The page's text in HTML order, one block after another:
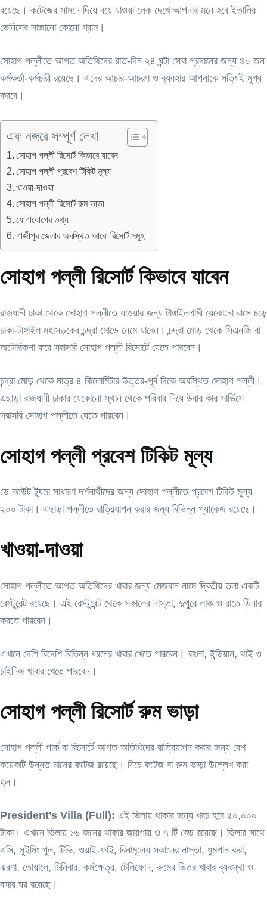
রয়েছে। কটেজের সামনে দিয়ে বয়ে যাওয়া লেক দেখে আপনার মনে হবে ইতালির
ভেনিসের সাজানো কোনো গ্রাম।
সোহাগ পল্লীতে আগত অতিথিদের রাত-দিন ২৪ ঘন্টা সেবা প্রদানের জন্য ৪০ জন
কর্মকর্তা-কর্মচারী রয়েছে। এদের আচার-আচরণ ও ব্যবহার আপনাকে সত্যিই মুগ্ধ
করবে।
এক নজরে সম্পূর্ণ লেখা
সোহাগ পল্লী রিসোর্ট কিভাবে যাবেন
সোহাগ পল্লী প্রবেশ টিকিট মূল্য
খাওয়া-দাওয়া
সোহাগ পল্লী রিসোর্ট রুম ভাড়া
যোগাযোগের তথ্য
গাজীপুর জেলার অবস্থিত আরো রিসোর্ট সমূহ
সোহাগ পল্লী রিসোর্ট কিভাবে যাবেন
রাজধানী ঢাকা থেকে সোহাগ পল্লীতে যাওয়ার জন্য টাঙ্গাইলগামী যেকোনো বাসে চড়ে
ঢাকা-টাঙ্গাইল মহাসড়কের চন্দ্রা মোড়ে নেমে যাবেন। চন্দ্রা মোড় থেকে সিএনজি বা
অটোরিকশা করে সরাসরি সোহাগ পল্লী রিসোর্টে যেতে পারবেন।
চন্দ্রা মোড় থেকে মাত্র ৪ কিলোমিটার উত্তর-পূর্ব দিকে অবস্থিত সোহাগ পল্লী।
এছাড়া রাজধানী ঢাকার যেকোনো স্থান থেকে পরিবার নিয়ে উবার কার সার্ভিসে
সরাসরি সোহাগ পল্লীতে যেতে পারবেন।
সোহাগ পল্লী প্রবেশ টিকিট মূল্য
ডে আউট ট্যুরে সাধারণ দর্শনার্থীদের জন্য সোহাগ পল্লীতে প্রবেশ টিকিট মূল্য
২০০ টাকা। এছাড়া পল্লীতে রাত্রিযাপন করার জন্য বিভিন্ন প্যাকেজ রয়েছে।
খাওয়া-দাওয়া
সোহাগ পল্লীতে আগত অতিথিদের খাবার জন্য মেজবান নামে দ্বিতীয় তলা একটি
রেস্টুরেন্ট রয়েছে। এই রেস্টুরেন্ট থেকে সকালের নাস্তা, দুপুরে লাঞ্চ ও রাতে ডিনার
করতে পারবেন।
এখানে দেশি বিদেশি বিভিন্ন ধরনের খাবার খেতে পারবেন। বাংলা, ইন্ডিয়ান, থাই ও
চাইনিজ খাবার খেতে পারবেন।
সোহাগ পল্লী রিসোর্ট রুম ভাড়া
সোহাগ পল্লী পার্ক বা রিসোর্টে আগত অতিথিদের রাত্রিযাপন করার জন্য বেশ
কয়েকটি উন্নত মানের কটেজ রয়েছে। নিচে কটেজ বা রুম ভাড়া উল্লেখ করা
হল।
President’s Villa (Full): এই ভিলায় থাকার জন্য খরচ হবে ৫০,০০০
টাকা। এখানে ভিলায় ১৬ জনের থাকার জায়গায় ও ৭ টি বেড রয়েছে। ভিলার সাথে
এসি, সুইমিং পুল, টিভি, ওয়াই-ফাই, বিনামূল্যে সকালের নাস্তা, ধুমপান করা,
ঝরণা, তোয়ালে, মিনিবার, কর্মক্ষেত্র, টেলিফোন, রুমের ভিতর খাবার ব্যবস্থা ও
বসার ঘর রয়েছে।